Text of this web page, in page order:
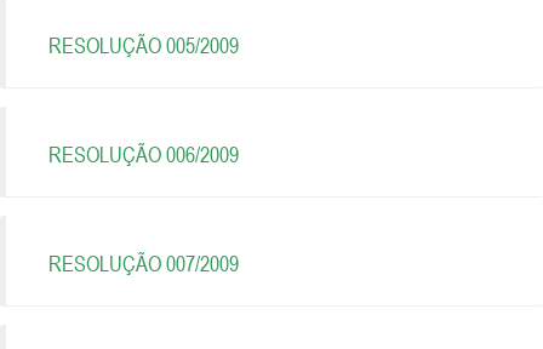
RESOLUÇÃO 005/2009
RESOLUÇÃO 006/2009
RESOLUÇÃO 007/2009